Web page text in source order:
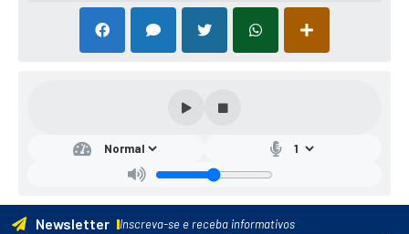
Newsletter Inscreva-se e receba informativos